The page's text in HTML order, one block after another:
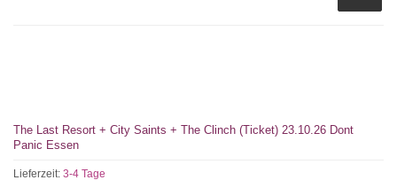
The Last Resort + City Saints + The Clinch (Ticket) 23.10.26 Dont
Panic Essen
Lieferzeit: 3-4 Tage